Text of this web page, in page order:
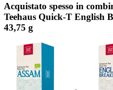
Acquistato spesso in
Teehaus Quick-T English
43,75 g